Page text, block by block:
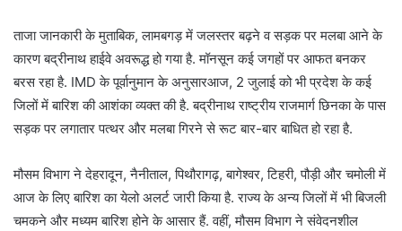
ताजा जानकारी के मुताबिक, लामबगड़ में जलस्तर बढ़ने व सड़क पर मलबा आने के
कारण बद्रीनाथ हाईवे अवरूद्ध हो गया है. मॉनसून कई जगहों पर आफत बनकर
बरस रहा है. IMD के पूर्वानुमान के अनुसारआज, 2 जुलाई को भी प्रदेश के कई
जिलों में बारिश की आशंका व्यक्त की है. बद्रीनाथ राष्ट्रीय राजमार्ग छिनका के पास
सड़क पर लगातार पत्थर और मलबा गिरने से रूट बार-बार बाधित हो रहा है.
मौसम विभाग ने देहरादून, नैनीताल, पिथौरागढ़, बागेश्वर, टिहरी, पौड़ी और चमोली में
आज के लिए बारिश का येलो अलर्ट जारी किया है. राज्य के अन्य जिलों में भी बिजली
चमकने और मध्यम बारिश होने के आसार हैं. वहीं, मौसम विभाग ने संवेदनशील